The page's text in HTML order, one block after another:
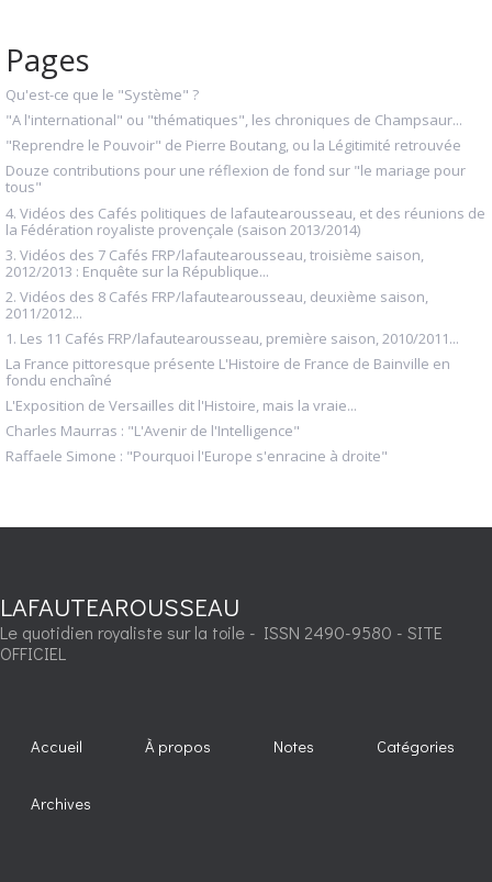
Pages
Qu'est-ce que le "Système" ?
"A l'international" ou "thématiques", les chroniques de Champsaur...
"Reprendre le Pouvoir" de Pierre Boutang, ou la Légitimité retrouvée
Douze contributions pour une réflexion de fond sur "le mariage pour
tous"
4. Vidéos des Cafés politiques de lafautearousseau, et des réunions de
la Fédération royaliste provençale (saison 2013/2014)
3. Vidéos des 7 Cafés FRP/lafautearousseau, troisième saison,
2012/2013 : Enquête sur la République...
2. Vidéos des 8 Cafés FRP/lafautearousseau, deuxième saison,
2011/2012...
1. Les 11 Cafés FRP/lafautearousseau, première saison, 2010/2011...
La France pittoresque présente L'Histoire de France de Bainville en
fondu enchaîné
L'Exposition de Versailles dit l'Histoire, mais la vraie...
Charles Maurras : "L'Avenir de l'Intelligence"
Raffaele Simone : "Pourquoi l'Europe s'enracine à droite"
LAFAUTEAROUSSEAU
Le quotidien royaliste sur la toile - ISSN 2490-9580 - SITE
OFFICIEL
Accueil À propos Notes Catégories
Archives